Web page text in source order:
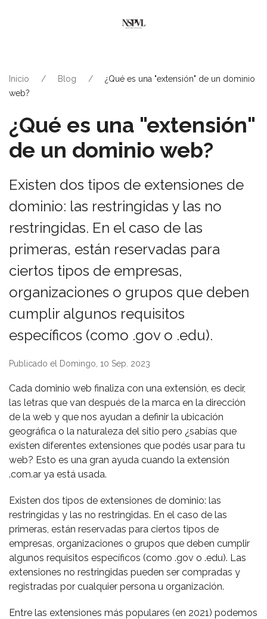
Inicio Blog
¿Qué es una "extensión" de un dominio
web?
¿Qué es una "extensión"
de un dominio web?
Existen dos tipos de extensiones de
dominio: las restringidas y las no
restringidas. En el caso de las
primeras, están reservadas para
ciertos tipos de empresas,
organizaciones o grupos que deben
cumplir algunos requisitos
específicos (como .gov o .edu).
Publicado el Domingo, 10 Sep. 2023
Cada dominio web finaliza con una extensión, es decir,
las letras que van después de la marca en la dirección
de la web y que nos ayudan a definir la ubicación
geográfica o la naturaleza del sitio pero ¿sabías que
existen diferentes extensiones que podés usar para tu
web? Esto es una gran ayuda cuando la extensión
.com.ar ya está usada.
Existen dos tipos de extensiones de dominio: las
restringidas y las no restringidas. En el caso de las
primeras, están reservadas para ciertos tipos de
empresas, organizaciones o grupos que deben cumplir
algunos requisitos específicos (como .gov o .edu). Las
extensiones no restringidas pueden ser compradas y
registradas por cualquier persona u organización.
Entre las extensiones más populares (en 2021) podemos